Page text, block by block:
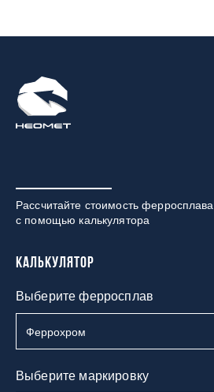
Рассчитайте стоимость ферросплава
с помощью калькулятора
Калькулятор
Выберите ферросплав
Выберите маркировку